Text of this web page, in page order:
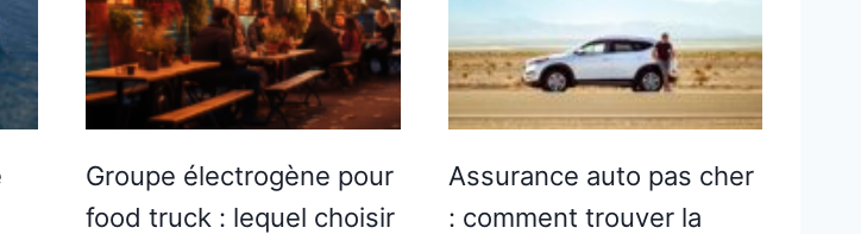
Groupe électrogène pour
food truck : lequel choisir
Assurance auto pas cher
: comment trouver la